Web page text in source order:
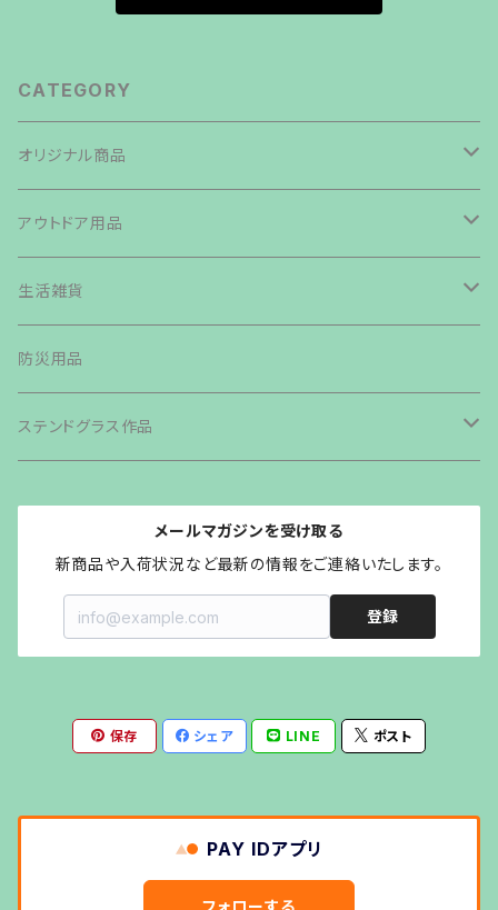
CATEGORY
オリジナル商品
焚き火台
鉄板・ペグ
帆布生地商品
その他商品
アウトドア用品
テント・タープ
ライト・ランタン・ランプ
カトラリー
クッカー
斧・ナイフ
生活雑貨
バッグ類
防災用品
ステンドグラス作品
オイルランプシェードvaloa
LEDランタンシェードOCTAGON
メールマガジンを受け取る
新商品や入荷状況など最新の情報をご連絡いたします。
登録
保存 シェア LINE ポスト
PAY IDアプリ
フォローする